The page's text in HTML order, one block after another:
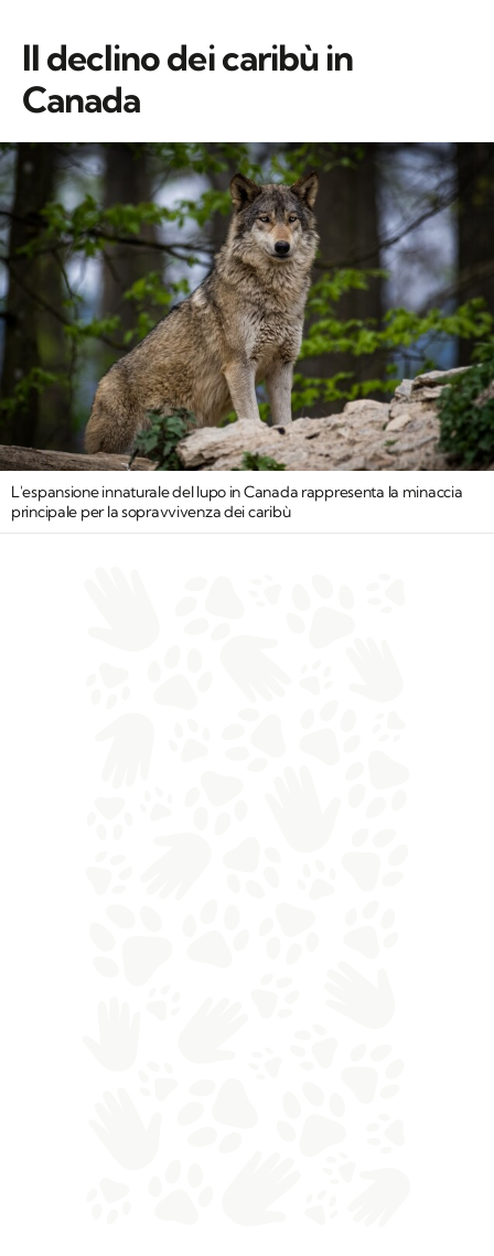
Il declino dei caribù in
Canada
L'espansione innaturale del lupo in Canada rappresenta la minaccia
principale per la sopravvivenza dei caribù